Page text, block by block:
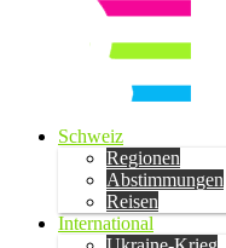
Schweiz
Regionen
Abstimmungen
Reisen
International